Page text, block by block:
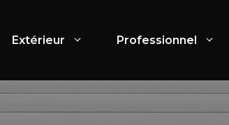
Extérieur Professionnel